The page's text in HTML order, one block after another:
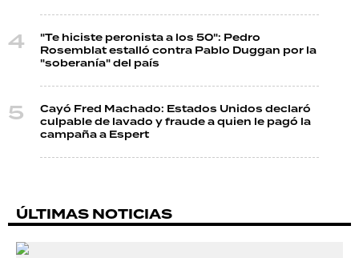
"Te hiciste peronista a los 50": Pedro
Rosemblat estalló contra Pablo Duggan por la
"soberanía" del país
Cayó Fred Machado: Estados Unidos declaró
culpable de lavado y fraude a quien le pagó la
campaña a Espert
ÚLTIMAS NOTICIAS